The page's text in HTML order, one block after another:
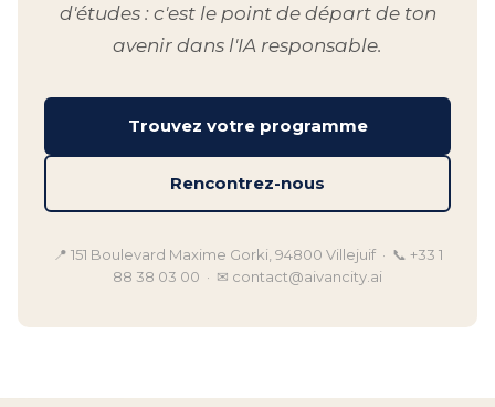
d'études : c'est le point de départ de ton
avenir dans l'IA responsable.
Trouvez votre programme
Rencontrez-nous
📍 151 Boulevard Maxime Gorki, 94800 Villejuif · 📞 +33 1
88 38 03 00 · ✉ contact@aivancity.ai